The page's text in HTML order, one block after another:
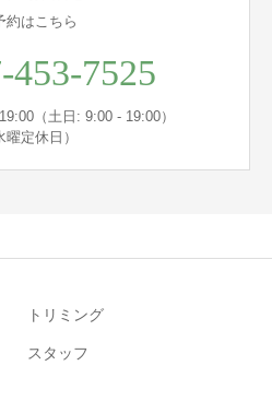
約はこちら
453-7525
（土日: 9:00 - 19:00）
曜定休日）
トリミング
スタッフ